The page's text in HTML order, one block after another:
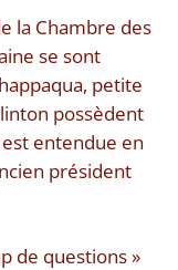
la Chambre des
se sont
petite
possèdent
est entendue en
président
de questions »